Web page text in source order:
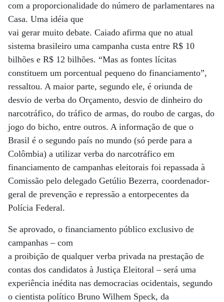
com a proporcionalidade do número de parlamentares na
Casa. Uma idéia que
vai gerar muito debate. Caiado afirma que no atual
sistema brasileiro uma campanha custa entre R$ 10
bilhões e R$ 12 bilhões. “Mas as fontes lícitas
constituem um porcentual pequeno do financiamento”,
ressaltou. A maior parte, segundo ele, é oriunda de
desvio de verba do Orçamento, desvio de dinheiro do
narcotráfico, do tráfico de armas, do roubo de cargas, do
jogo do bicho, entre outros. A informação de que o
Brasil é o segundo país no mundo (só perde para a
Colômbia) a utilizar verba do narcotráfico em
financiamento de campanhas eleitorais foi repassada à
Comissão pelo delegado Getúlio Bezerra, coordenador-
geral de prevenção e repressão a entorpecentes da
Polícia Federal.
Se aprovado, o financiamento público exclusivo de
campanhas – com
a proibição de qualquer verba privada na prestação de
contas dos candidatos à Justiça Eleitoral – será uma
experiência inédita nas democracias ocidentais, segundo
o cientista político Bruno Wilhem Speck, da